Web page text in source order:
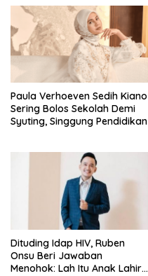
Paula Verhoeven Sedih Kiano
Sering Bolos Sekolah Demi
Syuting, Singgung Pendidikan
Dituding Idap HIV, Ruben
Onsu Beri Jawaban
Menohok: Lah Itu Anak Lahir